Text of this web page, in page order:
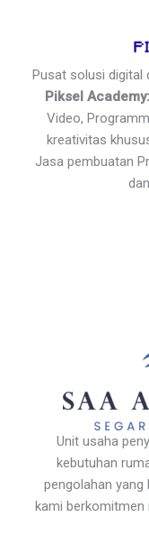
Pusat solusi digital
Piksel Academy:
Video,
kreativitas
Jasa pembuatan
Unit usaha
kebutuhan
pengolahan yang
kami berkomitmen